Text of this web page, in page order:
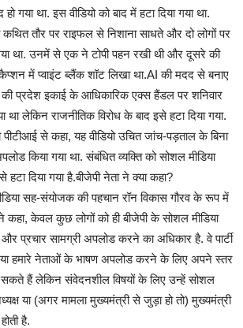
गया था. इस वीडियो को बाद में हटा दिया गया था.
कथित तौर पर राइफल से निशाना साधते और दो लोगों पर
था. उनमें से एक ने टोपी पहन रखी थी और दूसरे की
कैप्शन में प्वाइंट ब्लैंक शॉट लिखा था.AI की मदद से बनाए
की प्रदेश इकाई के आधिकारिक एक्स हैंडल पर शनिवार
था लेकिन राजनीतिक विरोध के बाद इसे हटा दिया गया.
से कहा, यह वीडियो उचित जांच-पड़ताल के बिना
किया गया था. संबंधित व्यक्ति को सोशल मीडिया
दिया गया है.बीजेपी नेता ने क्या कहा?
सह-संयोजक की पहचान रॉन विकास गौरव के रूप में
ने कहा, केवल कुछ लोगों को ही बीजेपी के सोशल मीडिया
प्रचार सामग्री अपलोड करने का अधिकार है. वे पार्टी
हमारे नेताओं के भाषण अपलोड करने के लिए अपने स्तर
हैं लेकिन संवेदनशील विषयों के लिए उन्हें सोशल
अध्यक्ष या (अगर मामला मुख्यमंत्री से जुड़ा हो तो) मुख्यमंत्री
है.